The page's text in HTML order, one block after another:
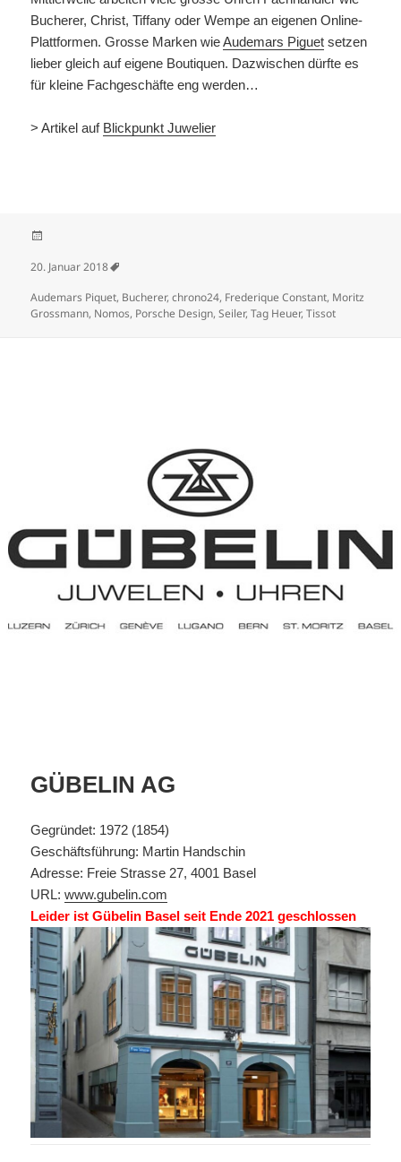
Bucherer, Christ, Tiffany oder Wempe an eigenen Online-
Plattformen. Grosse Marken wieAudemars Piguet setzen
lieber gleich auf eigene Boutiquen. Dazwischen dürfte es
für kleine Fachgeschäfte eng werden…
> Artikel auf Blickpunkt Juwelier
20. Januar 2018
Audemars Piquet, Bucherer,chrono24, Frederique Constant, Moritz
Grossmann, Nomos, Porsche Design,Seiler,Tag Heuer,Tissot
GÜBELIN AG
Gegründet: 1972 (1854)
Geschäftsführung: Martin Handschin
Adresse: Freie Strasse 27, 4001 Basel
URL:www.gubelin.com
Leider ist Gübelin Basel seit Ende 2021 geschlossen